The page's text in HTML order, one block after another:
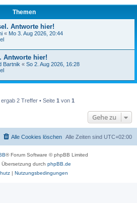
Themen
Antworte hier!
« Mo 3. Aug 2026, 20:44
Antworte hier!
Bartnik « So 2. Aug 2026, 16:28
2 Treffer • Seite 1 von 1
Gehe zu
Alle Zeiten sind UTC+02:00
Alle Cookies löschen
® Forum Software © phpBB Limited
Übersetzung durch phpBB.de
| Nutzungsbedingungen